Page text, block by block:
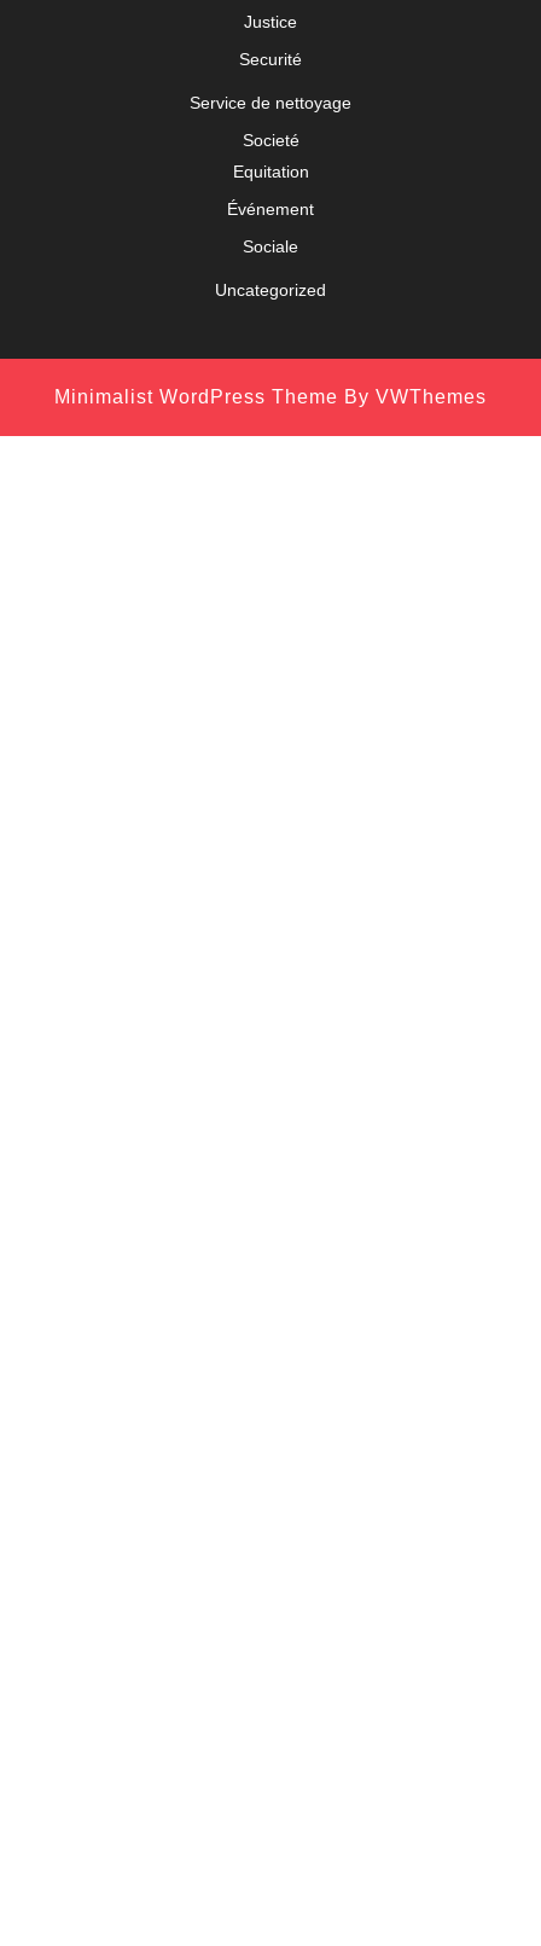
Justice
Securité
Service de nettoyage
Societé
Equitation
Événement
Sociale
Uncategorized
Minimalist WordPress Theme By VWThemes